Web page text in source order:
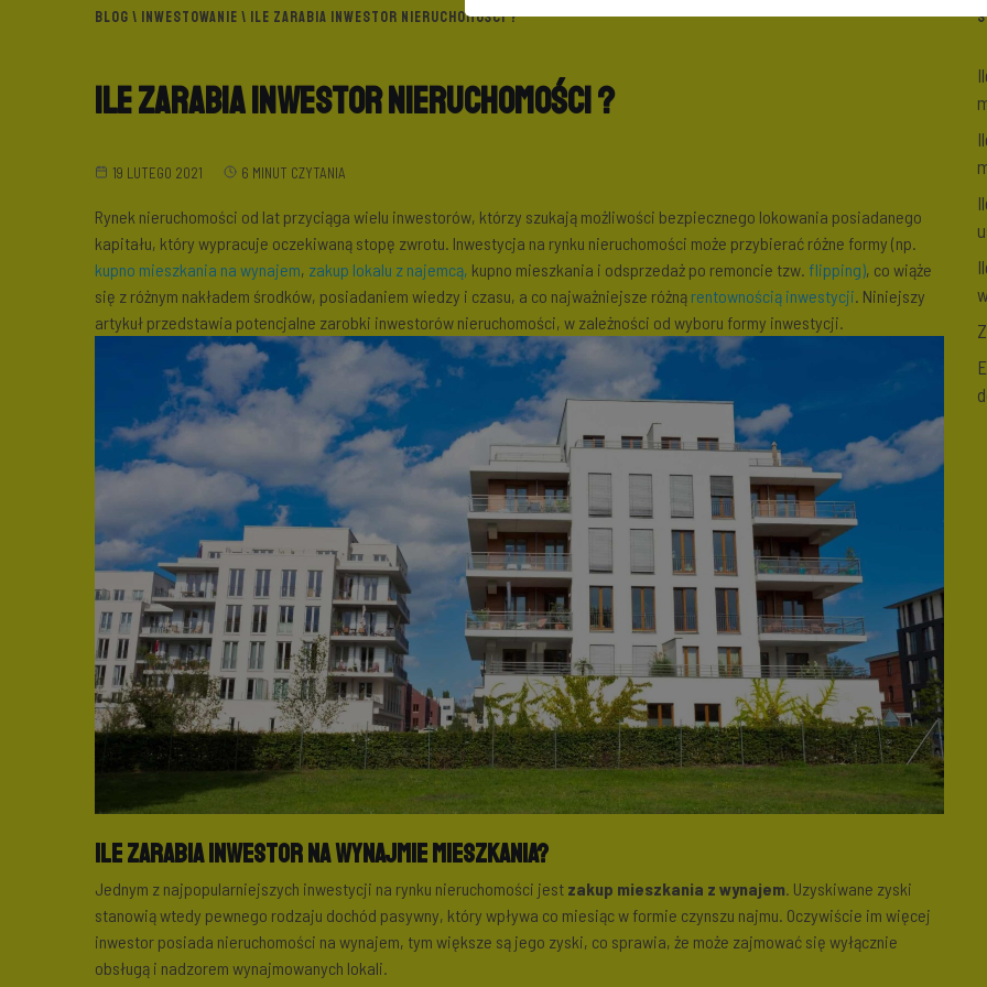
BLOG \ INWESTOWANIE \ ILE ZARABIA INWESTOR NIERUCHOMOŚCI ?
Ile zarabia inwestor nieruchomości ?
19 LUTEGO 2021 6 MINUT CZYTANIA
Rynek nieruchomości od lat przyciąga wielu inwestorów, którzy szukają możliwości bezpiecznego lokowania posiadanego
kapitału, który wypracuje oczekiwaną stopę zwrotu. Inwestycja na rynku nieruchomości może przybierać różne formy (np.
kupno mieszkania na wynajem, zakup lokalu z najemcą, kupno mieszkania i odsprzedaż po remoncie tzw. flipping), co wiąże
się z różnym nakładem środków, posiadaniem wiedzy i czasu, a co najważniejsze różną rentownością inwestycji. Niniejszy
artykuł przedstawia potencjalne zarobki inwestorów nieruchomości, w zależności od wyboru formy inwestycji.
Ile zarabia inwestor na wynajmie mieszkania?
Jednym z najpopularniejszych inwestycji na rynku nieruchomości jest zakup mieszkania z wynajem. Uzyskiwane zyski
stanowią wtedy pewnego rodzaju dochód pasywny, który wpływa co miesiąc w formie czynszu najmu. Oczywiście im więcej
inwestor posiada nieruchomości na wynajem, tym większe są jego zyski, co sprawia, że może zajmować się wyłącznie
obsługą i nadzorem wynajmowanych lokali.